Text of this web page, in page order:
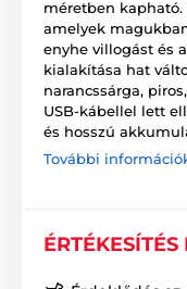
méretben
amelyek
enyhe villogást és
kialakítása hat
narancssárga,
USB-kábellel lett
és hosszú
További